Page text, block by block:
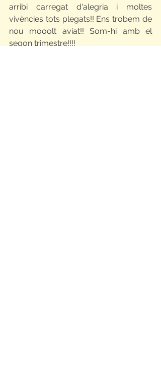
arribi carregat d'alegria i moltes
vivències tots plegats!! Ens trobem de
nou mooolt aviat!! Som-hi amb el
segon trimestre!!!!